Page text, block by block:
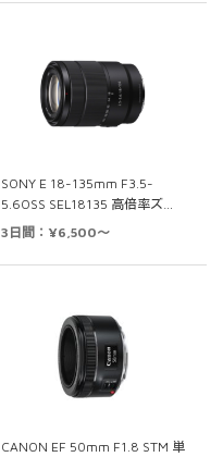
SONY E 18-135mm F3.5-
5.6OSS SEL18135 高倍率ズ…
3日間：¥6,500～
CANON EF 50mm F1.8 STM 単